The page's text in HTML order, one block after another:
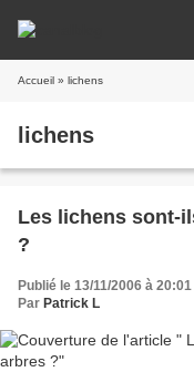
Accueil » lichens
lichens
Les lichens sont-
?
Publié le 13/11/2006 à 20:01
Par Patrick L